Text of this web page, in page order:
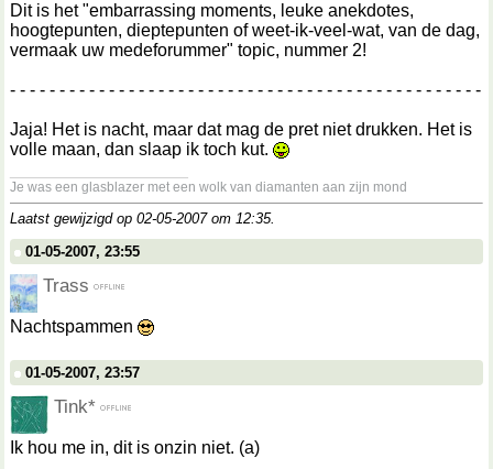
Dit is het "embarrassing moments, leuke anekdotes,
hoogtepunten, dieptepunten of weet-ik-veel-wat, van de dag,
vermaak uw medeforummer" topic, nummer 2!
- - - - - - - - - - - - - - - - - - - - - - - - - - - - - - - - - - - - - - - - - - - - - - - -
Jaja! Het is nacht, maar dat mag de pret niet drukken. Het is
volle maan, dan slaap ik toch kut.
Je was een glasblazer met een wolk van diamanten aan zijn mond
Laatst gewijzigd op 02-05-2007 om 12:35.
01-05-2007, 23:55
Trass
Nachtspammen
01-05-2007, 23:57
Tink*
Ik hou me in, dit is onzin niet. (a)